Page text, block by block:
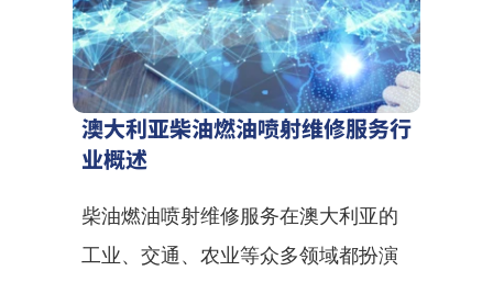
澳大利亚柴油燃油喷射维修服务行
业概述
柴油燃油喷射维修服务在澳大利亚的
工业、交通、农业等众多领域都扮演